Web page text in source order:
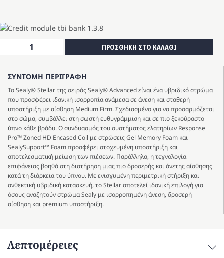
Stellar
ποσότητα
ΠΡΟΣΘΗΚΗ ΣΤΟ ΚΑΛΑΘΙ
ΣΥΝΤΟΜΗ ΠΕΡΙΓΡΑΦΗ
Το Sealy® Stellar της σειράς Sealy® Advanced είναι ένα υβριδικό στρώμα
που προσφέρει ιδανική ισορροπία ανάμεσα σε άνεση και σταθερή
υποστήριξη με αίσθηση Medium Firm. Σχεδιασμένο για να προσαρμόζεται
στο σώμα, συμβάλλει στη σωστή ευθυγράμμιση και σε πιο ξεκούραστο
ύπνο κάθε βράδυ. Ο συνδυασμός του συστήματος ελατηρίων Response
Pro™ Zoned HD Encased Coil με στρώσεις Gel Memory Foam και
SealySupport™ Foam προσφέρει στοχευμένη υποστήριξη και
αποτελεσματική μείωση των πιέσεων. Παράλληλα, η τεχνολογία
επιφάνειας βοηθά στη διατήρηση μιας πιο δροσερής και άνετης αίσθησης
κατά τη διάρκεια του ύπνου. Με ενισχυμένη περιμετρική στήριξη και
ανθεκτική υβριδική κατασκευή, το Stellar αποτελεί ιδανική επιλογή για
όσους αναζητούν στρώμα Sealy με ισορροπημένη άνεση, δροσερή
αίσθηση και premium υποστήριξη.
Λεπτομέρειες